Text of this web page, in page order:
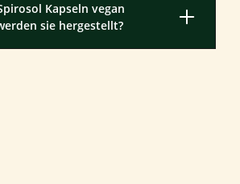
Kapseln vegan
sie hergestellt?